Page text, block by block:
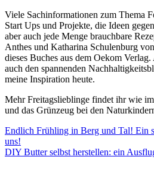
Viele Sachinformationen zum Thema
Start Ups und Projekte, die Ideen
aber auch jede Menge brauchbare
Anthes und Katharina Schulenburg von
dieses Buches aus dem Oekom
auch den spannenden
meine Inspiration heute.
Mehr Freitagslieblinge findet ihr wie
und das Grünzeug bei den
Beitragsnavigation
Endlich Frühling in Berg und Tal! Ein
uns!
DIY Butter selbst herstellen: ein